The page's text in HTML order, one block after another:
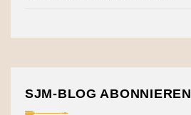
SJM-BLOG ABONNIEREN